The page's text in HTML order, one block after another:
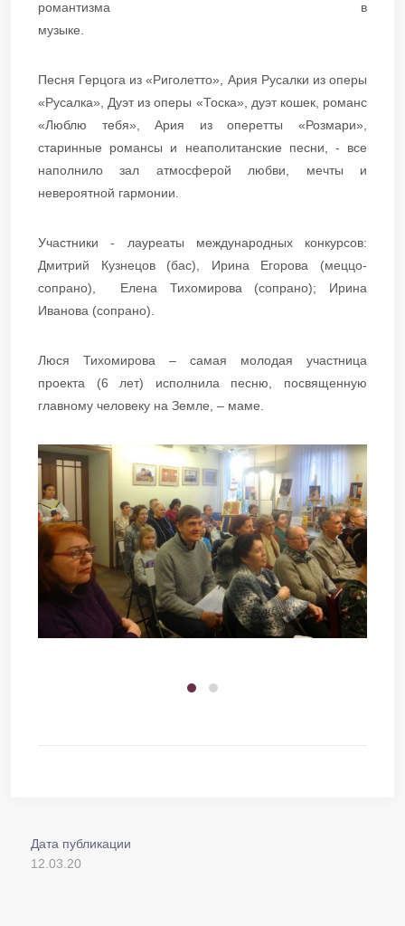
романтизма в
Песня Герцога из «Риголетто», Ария Русалки из оперы
«Русалка», Дуэт из оперы «Тоска», дуэт кошек, романс
«Люблю тебя», Ария из оперетты «Розмари»,
старинные романсы и неаполитанские песни, - все
наполнило зал атмосферой любви, мечты и
невероятной гармонии.
Участники - лауреаты международных конкурсов:
Дмитрий Кузнецов (бас), Ирина Егорова (меццо-
сопрано), Елена Тихомирова (сопрано); Ирина
Иванова (сопрано).
Люся Тихомирова – самая молодая участница
проекта (6 лет) исполнила песню, посвященную
главному человеку на Земле, – маме.
Дата публикации
12.03.20